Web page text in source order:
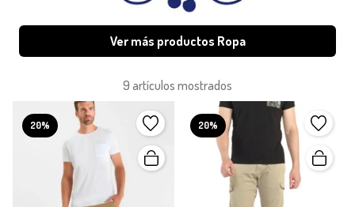
Ver más productos Ropa
9 artículos mostrados
20% 20%